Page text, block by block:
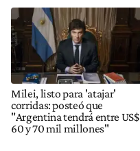
Milei, listo para 'atajar'
corridas: posteó que
"Argentina tendrá entre US$
60 y 70 mil millones"